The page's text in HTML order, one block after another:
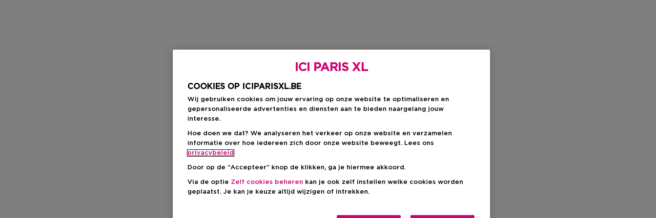
ICI PARIS XL
COOKIES OP ICIPARISXL.BE
Wij gebruiken cookies om jouw ervaring op onze website te optimaliseren en
gepersonaliseerde advertenties en diensten aan te bieden naargelang jouw
interesse.
Hoe doen we dat? We analyseren het verkeer op onze website en verzamelen
informatie over hoe iedereen zich door onze website beweegt. Lees ons
privacybeleid
Door op de “Accepteer” knop de klikken, ga je hiermee akkoord.
Via de optie Zelf cookies beheren kan je ook zelf instellen welke cookies worden
geplaatst. Je kan je keuze altijd wijzigen of intrekken.